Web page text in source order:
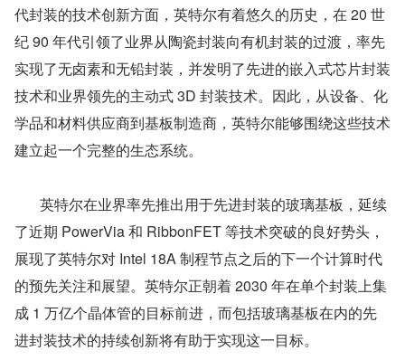
代封装的技术创新方面，英特尔有着悠久的历史，在 20 世
纪 90 年代引领了业界从陶瓷封装向有机封装的过渡，率先
实现了无卤素和无铅封装，并发明了先进的嵌入式芯片封装
技术和业界领先的主动式 3D 封装技术。因此，从设备、化
学品和材料供应商到基板制造商，英特尔能够围绕这些技术
建立起一个完整的生态系统。
了近期 PowerVia 和 RibbonFET 等技术突破的良好势头，
展现了英特尔对 Intel 18A 制程节点之后的下一个计算时代
的预先关注和展望。英特尔正朝着 2030 年在单个封装上集
成 1 万亿个晶体管的目标前进，而包括玻璃基板在内的先
进封装技术的持续创新将有助于实现这一目标。